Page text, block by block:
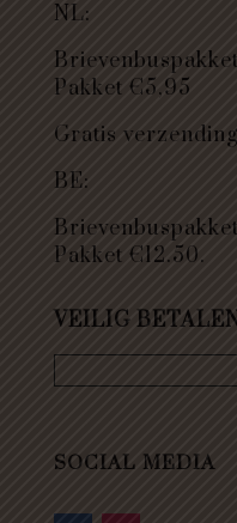
NL:
Pakket €5,95
Gratis
BE:
Pakket €12.50.
VEILIG
SOCIAL MEDIA